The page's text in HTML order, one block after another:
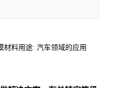
料用途: 汽车领域的应用